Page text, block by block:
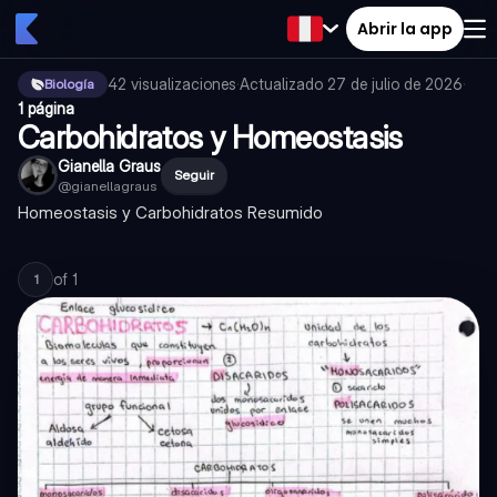
Abrir la app
Biología 42 visualizaciones·Actualizado 27 de julio de 2026·
1 página
Carbohidratos y Homeostasis
Gianella Graus
@gianellagraus
Seguir
Homeostasis y Carbohidratos Resumido
1 of 1